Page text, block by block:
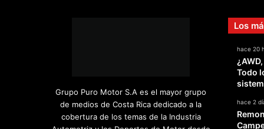
Grupo Puro Motor S.A es el mayor grupo
de medios de Costa Rica dedicado a la
cobertura de los temas de la Industria
Los
hace 20
Todo
hace 2